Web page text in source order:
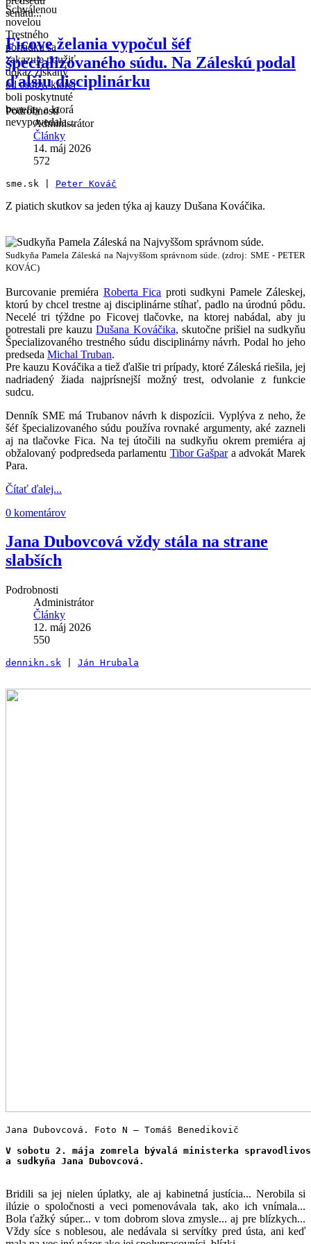
senátu...
Schválenou
novelou
Trestného
poriadku sa
zakazuje použiť
dôkaz získaný
od osoby, ktorej
boli poskytnuté
benefity a ktorá
nevypovedala...
Ficove želania vypočul šéf
špecializovaného súdu. Na Záleskú podal
ďalšiu disciplinárku
Podrobnosti
Administrátor
Články
14. máj 2026
572
sme.sk | Peter Kováč
Z piatich skutkov sa jeden týka aj kauzy Dušana Kováčika.
Sudkyňa Pamela Záleská na Najvyššom správnom súde. (zdroj: SME - PETER
KOVÁC)
Burcovanie premiéra Roberta Fica proti sudkyni Pamele Záleskej,
ktorú by chcel trestne aj disciplinárne stíhať, padlo na úrodnú pôdu.
Necelé tri týždne po Ficovej tlačovke, na ktorej nabádal, aby ju
potrestali pre kauzuDušana Kováčika, skutočne prišiel na sudkyňu
Špecializovaného trestného súdu disciplinárny návrh. Podal ho jeho
predseda Michal Truban.
Pre kauzu Kováčika a tiež ďalšie tri prípady, ktoré Záleská riešila, jej
nadriadený žiada najprísnejší možný trest, odvolanie z funkcie
sudcu.
Denník SME má Trubanov návrh k dispozícii. Vyplýva z neho, že
šéf špecializovaného súdu používa rovnaké argumenty, aké zazneli
aj na tlačovke Fica. Na tej útočili na sudkyňu okrem premiéra aj
obžalovaný podpredseda parlamentu Tibor Gašpara advokát Marek
Para.
Čítať ďalej...
0 komentárov
Jana Dubovcová vždy stála na strane
slabších
Podrobnosti
Administrátor
Články
12. máj 2026
550
dennikn.sk Ján Hrubala
Jana Dubovcová. Foto N – Tomáš Benedikovič
V sobotu 2. mája zomrela bývalá ministerka
a sudkyňa Jana Dubovcová.
Bridili sa jej nielen úplatky, ale aj kabinetná justícia... Nerobila si
ilúzie o spoločnosti a veci pomenovávala tak, ako ich vnímala...
Bola ťažký súper... v tom dobrom slova zmysle... aj pre blízkych...
Vždy síce s noblesou, ale nedávala si servítky pred ústa, ani keď